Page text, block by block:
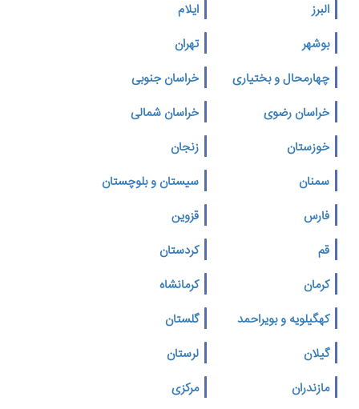
البرز
ایلام
بوشهر
تهران
چهارمحال و بختیاری
خراسان جنوبی
خراسان رضوی
خراسان شمالی
خوزستان
زنجان
سمنان
سیستان و بلوچستان
فارس
قزوین
قم
کردستان
کرمان
کرمانشاه
کهگیلویه و بویراحمد
گلستان
گیلان
لرستان
مازندران
مرکزی